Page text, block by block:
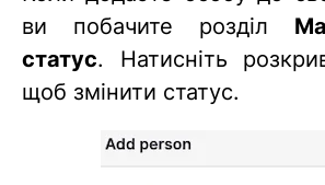
ви побачите розділ
статус. Натисніть
щоб змінити статус.